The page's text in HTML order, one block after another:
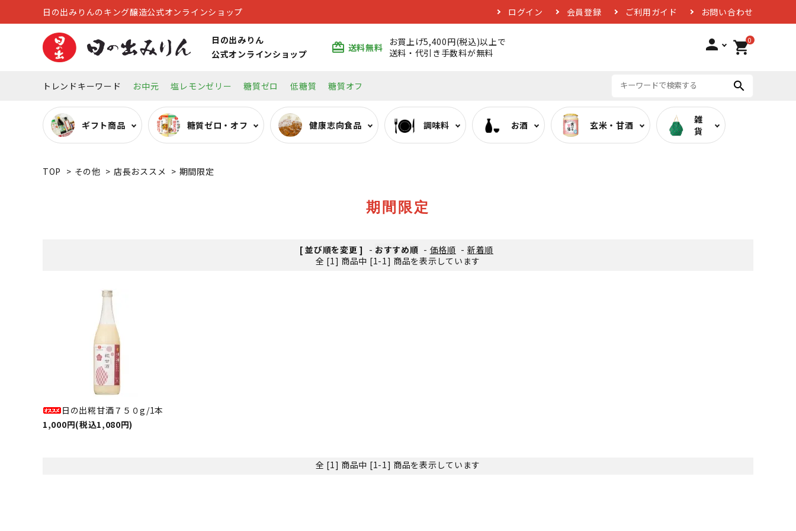
日の出みりんのキング醸造公式オンラインショップ ログイン 会員登録 ご利用ガイド お問い合わせ
日の出みりん
公式オンラインショップ
card_giftcard 送料無料
お買上げ5,400円(税込)以上で
送料・代引き手数料が無料
person 0
shopping_cart
トレンドキーワード お中元 塩レモンゼリー 糖質ゼロ 低糖質 糖質オフ search
ギフト商品 糖質ゼロ・オフ 健康志向食品 調味料 お酒 玄米・甘酒
雑
貨
TOP > その他 > 店長おススメ > 期間限定
期間限定
[ 並び順を変更 ] - おすすめ順 - 価格順 - 新着順
全 [1] 商品中 [1-1] 商品を表示しています
日の出糀甘酒７５０g/1本
1,000円(税込1,080円)
全 [1] 商品中 [1-1] 商品を表示しています